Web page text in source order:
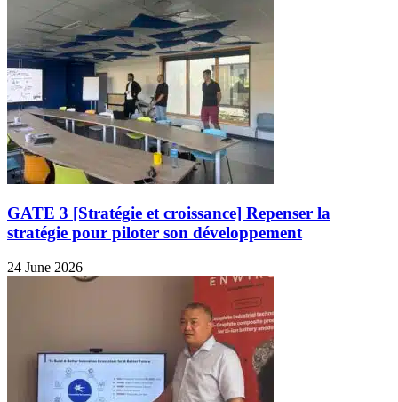
GATE 3 [Stratégie et croissance] Repenser la
stratégie pour piloter son développement
24 June 2026